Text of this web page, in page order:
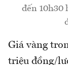
đến 10h30
Giá vàng
triệu đồng/